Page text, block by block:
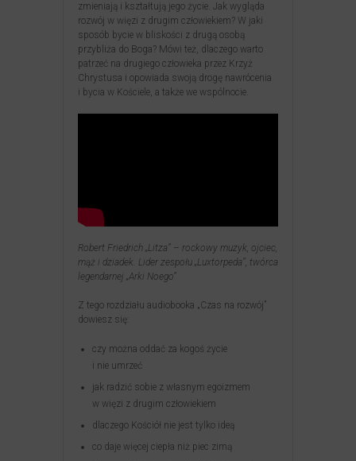
zmieniają i kształtują jego życie. Jak wygląda
rozwój w więzi z drugim człowiekiem? W jaki
sposób bycie w bliskości z drugą osobą
przybliża do Boga? Mówi też, dlaczego warto
patrzeć na drugiego człowieka przez Krzyż
Chrystusa i opowiada swoją drogę nawrócenia
i bycia w Kościele, a także we wspólnocie.
Robert Friedrich „Litza” – rockowy muzyk, ojciec,
mąż i dziadek. Lider zespołu „Luxtorpeda”, twórca
legendarnej „Arki Noego”
Z tego rozdziału audiobooka „Czas na rozwój”
dowiesz się:
czy można oddać za kogoś życie
i nie umrzeć
jak radzić sobie z własnym egoizmem
w więzi z drugim człowiekiem
dlaczego Kościół nie jest tylko ideą
co daje więcej ciepła niż piec zimą